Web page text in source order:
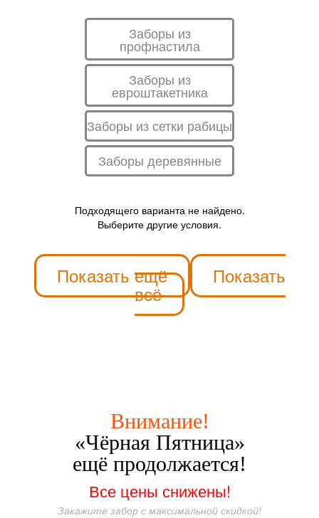
Заборы из
профнастила
Заборы из
евроштакетника
Заборы из сетки рабицы
Заборы деревянные
Подходящего варианта не найдено.
Выберите другие условия.
Показать ещё Показать
всё
Внимание!
«Чёрная Пятница»
ещё продолжается!
Все цены снижены!
Закажите забор с максимальной скидкой!